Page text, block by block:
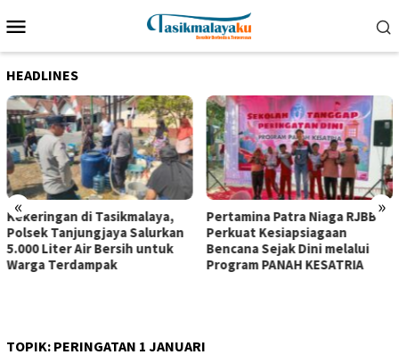
ke
Mobile
HEADLINES
« »
Kekeringan di Tasikmalaya,
Polsek Tanjungjaya Salurkan
5.000 Liter Air Bersih untuk
Warga Terdampak
Pertamina Patra Niaga RJBB
Perkuat Kesiapsiagaan
Bencana Sejak Dini melalui
Program PANAH KESATRIA
TOPIK: PERINGATAN 1 JANUARI